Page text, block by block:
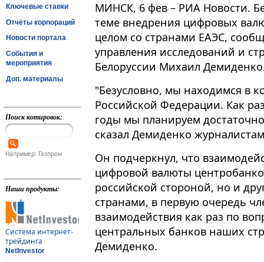
Ключевые ставки
Отчёты корпораций
Новости портала
События и
мероприятия
Доп. материалы
Поиск котировок:
Например: Газпром
Наши продукты:
Система интернет-
трейдинга
NetInvestor
МИНСК, 6 фев – РИА Новости.
теме внедрения цифровых
целом со странами ЕАЭС,
управления исследований и
Белоруссии Михаил
"Безусловно, мы находимся в
Российской Федерации​​​. Как
годы мы планируем
сказал Демиденко
Он подчеркнул, что
цифровой валюты
российской стороной, но и
странами, в первую очередь
взаимодействия как раз по
центральных банков наших
Демиденко.